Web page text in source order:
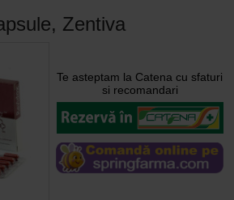
Zentiva
Te asteptam la Catena cu sfaturi
si recomandari